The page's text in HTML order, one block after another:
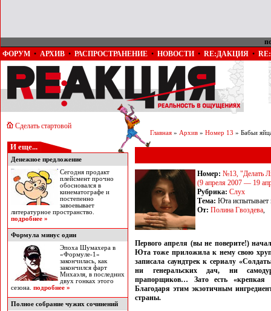
ФОРУМ • АРХИВ • РАСПРОСТРАНЕНИЕ • НОВОСТИ • RE:ДАКЦИЯ •
Сделать стартовой
И еще...
Денежное предложение
Сегодня продакт
плейсмент прочно
обосновался в
кинематографе и
постепенно
завоевывает
литературное пространство.
подробнее »
Формула минус один
Эпоха Шумахера в
«Формуле-1»
закончилась, как
закончился фарт
Михаэля, в последних
двух гонках этого
сезона. подробнее »
Полное собрание чужих сочинений
Главная » Архив » Номер 13 » Бабьи
Номер: №13, "Делать
(9 апреля 2007 — 19
Рубрика: Слух
Тема: Юта испытывает
От: Полина Гвоздева,
Первого апреля (вы не поверите!)
Юта тоже приложила к нему свою
записала саундтрек к сериалу
ни генеральских дач, ни
прапорщиков… Зато есть «крепкая
Благодаря этим экзотичным
страны.